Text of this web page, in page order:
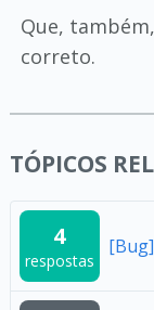
Que,
correto.
TÓPICOS
4
respostas